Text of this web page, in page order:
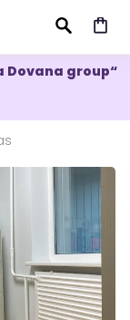
IEŠKOTI
Dovana group“